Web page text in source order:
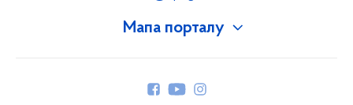
Мапа порталу